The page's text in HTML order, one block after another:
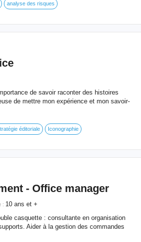
analyse des risques
de savoir raconter des histoires
de mettre mon expérience et mon savoir-
éditoriale Iconographie
- Office manager
: 10 ans et +
casquette : consultante en organisation
Aider à la gestion des commandes